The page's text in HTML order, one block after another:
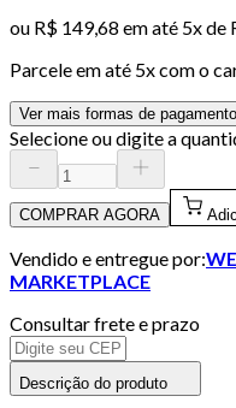
ou R$ 149,68 em até 5x de
Parcele em até 5x com o
Ver mais formas de pagamento
Selecione ou digite a
COMPRAR AGORA
Vendido e entregue por:
MARKETPLACE
Consultar frete e prazo
Descrição do produto